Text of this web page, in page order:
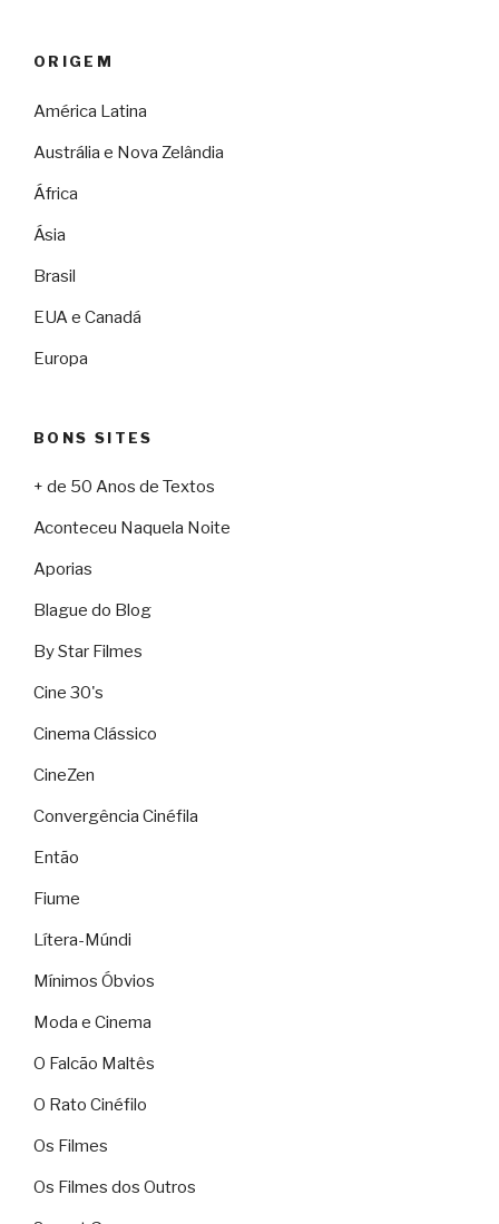
ORIGEM
América Latina
Austrália e Nova Zelândia
África
Ásia
Brasil
EUA e Canadá
Europa
BONS SITES
+ de 50 Anos de Textos
Aconteceu Naquela Noite
Aporias
Blague do Blog
By Star Filmes
Cine 30's
Cinema Clássico
CineZen
Convergência Cinéfila
Então
Fiume
Lítera-Múndi
Mínimos Óbvios
Moda e Cinema
O Falcão Maltês
O Rato Cinéfilo
Os Filmes
Os Filmes dos Outros